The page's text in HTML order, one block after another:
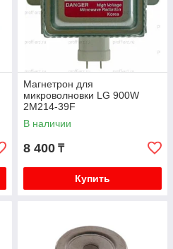
Магнетрон для
микроволновки LG 900W
2M214-39F
В наличии
8 400 ₸
Купить